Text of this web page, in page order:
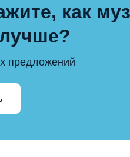
как
предложений